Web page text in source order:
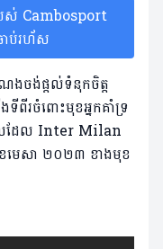
Cambosport
ាប់រហ័ស
ចង់ផ្តល់ទំនុកចិត្ត
ទីពីរចំពោះមុខអ្នកគាំទ្រ​
ដែល Inter Milan
មេសា ២០២៣ ខាងមុខ